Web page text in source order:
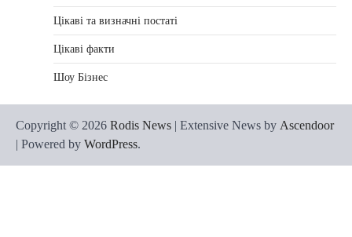
Цікаві та визначні постаті
Цікаві факти
Шоу Бізнес
Copyright © 2026 Rodis News | Extensive News by Ascendoor
| Powered by WordPress.